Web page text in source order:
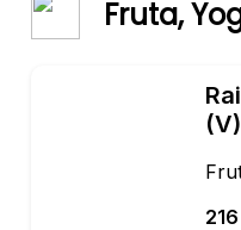
Fruta,
(V)